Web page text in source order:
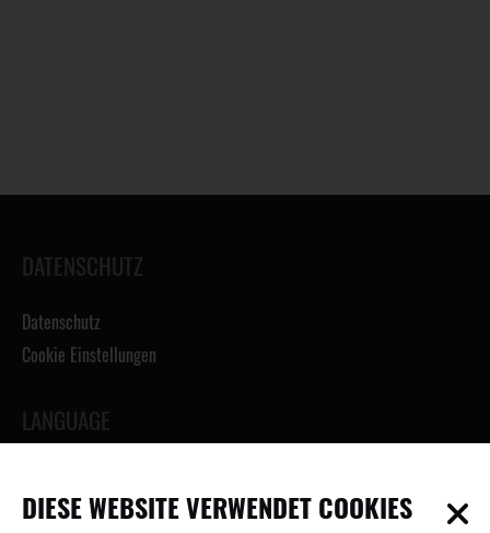
DATENSCHUTZ
Datenschutz
Cookie Einstellungen
LANGUAGE
DIESE WEBSITE VERWENDET COOKIES